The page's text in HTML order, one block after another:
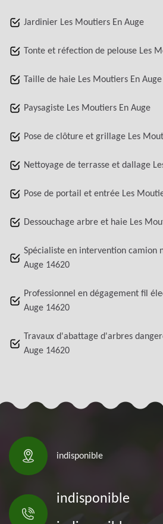
Jardinier Les Moutiers En Auge
Tonte et réfection de pelouse Les
Taille de haie Les Moutiers En Auge
Paysagiste Les Moutiers En Auge
Pose de clôture et grillage Les
Nettoyage de terrasse et dallage
Pose de portail et entrée Les
Dessouchage arbre et haie Les
Spécialiste en intervention camion
Auge 14620
Professionnel en dégagement fil
Auge 14620
Travaux d'abattage d'arbres
Auge 14620
indisponible
indisponible